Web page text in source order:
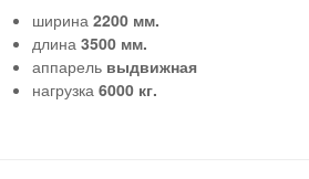
ширина 2200 мм.
длина 3500 мм.
аппарельвыдвижная
нагрузка6000 кг.